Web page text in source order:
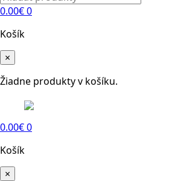
0.00€0
Košík
×
Žiadne produkty v košíku.
0.00€0
Košík
×